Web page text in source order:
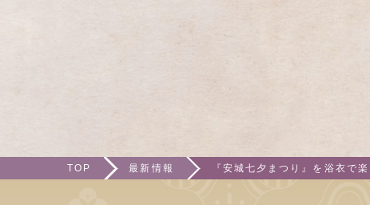
TOP 最新情報 『安城七夕まつり』を浴衣で